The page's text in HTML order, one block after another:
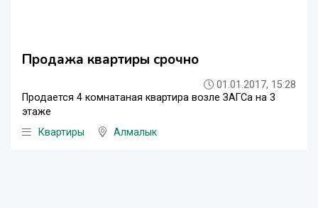
Продажа квартиры срочно
01.01.2017, 15:28
Продается 4 комнатаная квартира возле ЗАГСа на 3
этаже
Квартиры
Алмалык